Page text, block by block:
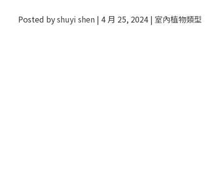
Posted byshuyi shen | 4 月 25, 2024 | 室內植物類型